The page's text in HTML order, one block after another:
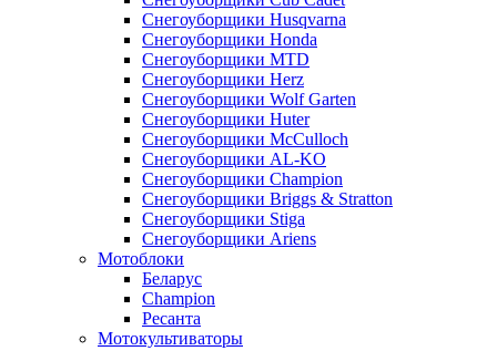
Снегоуборщики Husqvarna
Снегоуборщики Honda
Снегоуборщики MTD
Снегоуборщики Herz
Снегоуборщики Wolf Garten
Снегоуборщики Huter
Снегоуборщики McCulloch
Снегоуборщики AL-KO
Снегоуборщики Champion
Снегоуборщики Briggs & Stratton
Снегоуборщики Stiga
Снегоуборщики Ariens
Мотоблоки
Беларус
Champion
Ресанта
Мотокультиваторы